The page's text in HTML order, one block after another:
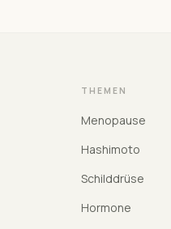
THEMEN
Menopause
Hashimoto
Schilddrüse
Hormone